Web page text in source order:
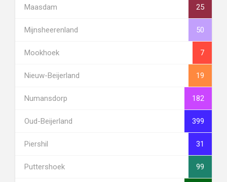
Maasdam 25
Mijnsheerenland 50
Mookhoek 7
Nieuw-Beijerland 19
Numansdorp 182
Oud-Beijerland 399
Piershil 31
Puttershoek 99